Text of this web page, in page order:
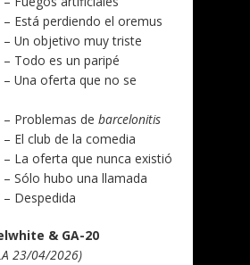
– Está perdiendo el oremus
– Un objetivo muy triste
– Todo es un paripé
– Una oferta que no se
– Problemas de barcelonitis
– El club de la comedia
– La oferta que nunca existió
– Sólo hubo una llamada
– Despedida
& GA-20
23/04/2026)